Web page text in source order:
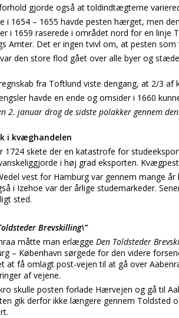
gjorde også at toldindtægterne
i 1654 – 1655 havde pesten hærget, men
i 1659 raserede i området nord for en linje
Amter. Det er ingen tvivl om, at pesten
den store flod gået over alle byer og
fra Toftlund viste dengang, at 2/3
havde en ende og omsider i 1660
2. januar drog de sidste polakker gennem
i kvæghandelen
1724 skete der en katastrofe for
i høj grad eksporten.
vest for Hamburg var gennem mange
i Izehoe var der årlige studemarkeder.
sted.
Brevskilling\”
måtte man erlægge Den Toldsteder
– København sørgede for den videre
at få omlagt post-vejen til at gå over
af vejene.
skulle posten forlade Hærvejen og gå til
gik derfor ikke længere gennem Toldsted